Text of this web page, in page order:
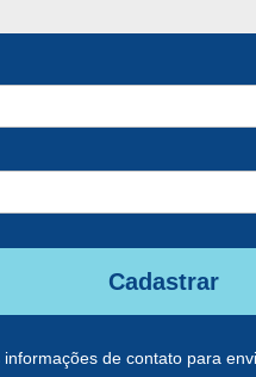
Cadastrar
de contato para